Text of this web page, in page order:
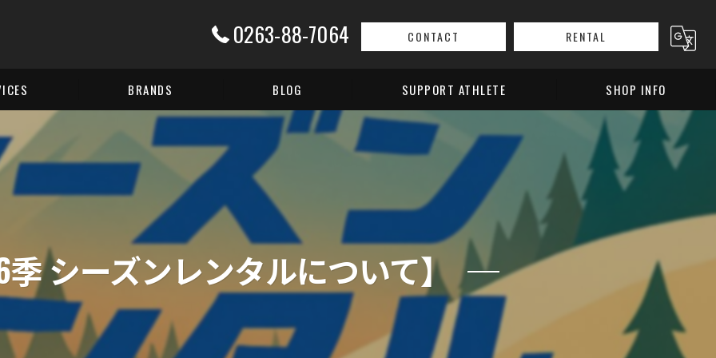
0263-88-7064 CONTACT RENTAL
BRANDS BLOG SUPPORT ATHLETE SHOP INFO
季 シーズンレンタルについて】